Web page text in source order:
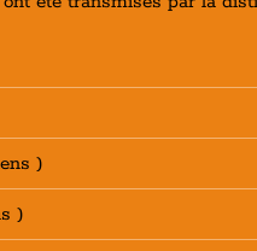
)
)